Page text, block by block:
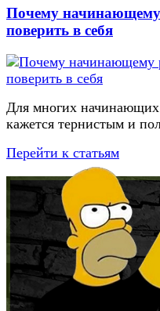
Почему
поверить в себя
Для многих начинающих
кажется тернистым и
Перейти к статьям